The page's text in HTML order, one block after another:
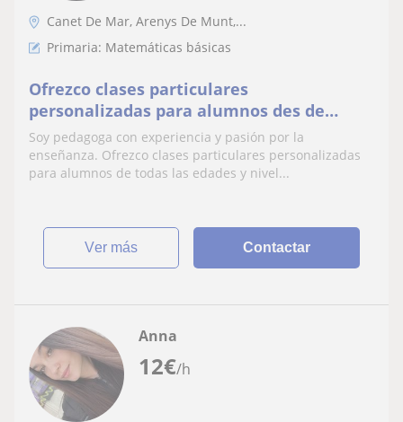
Canet De Mar, Arenys De Munt,...
Primaria: Matemáticas básicas
Ofrezco clases particulares
personalizadas para alumnos des de
primaria hasta batxillerato
Soy pedagoga con experiencia y pasión por la
enseñanza. Ofrezco clases particulares personalizadas
para alumnos de todas las edades y nivel...
ver más Contactar
12€/h
Anna